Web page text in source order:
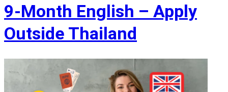
9-Month English – Apply
Outside Thailand